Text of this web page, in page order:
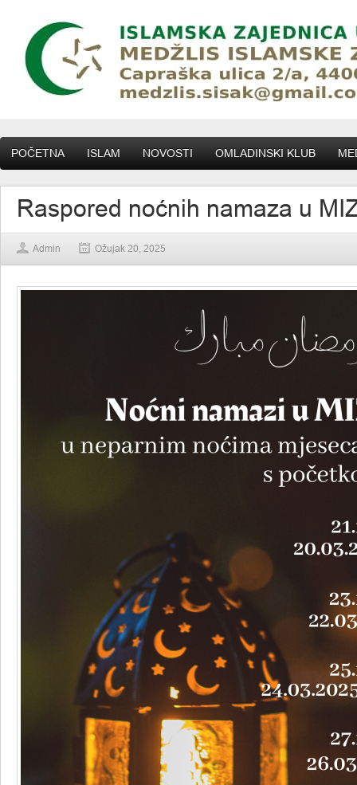
POČETNA ISLAM NOVOSTI OMLADINSKI KLUB
Raspored noćnih namaza u
Admin Ožujak 20, 2025